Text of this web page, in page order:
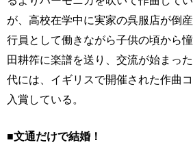
が、高校在学中に実家の呉服店が倒
行員として働きながら子供の頃から
田耕筰に楽譜を送り、交流が始まっ
代には、イギリスで開催された作曲
入賞している。
■文通だけで結婚！